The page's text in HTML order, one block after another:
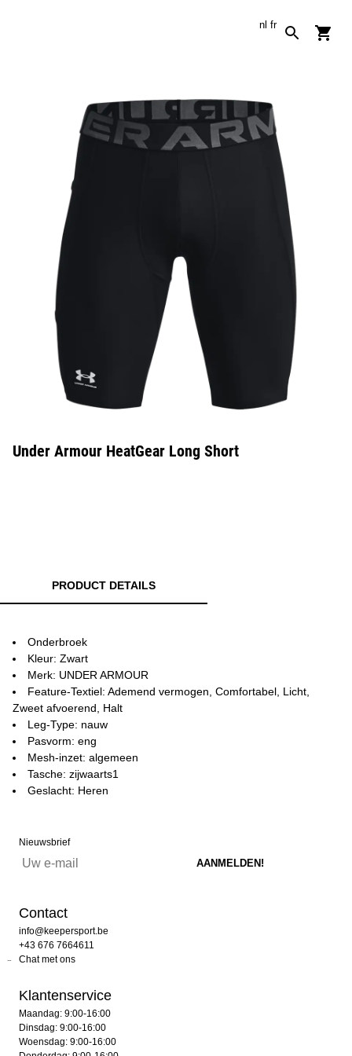
nl fr
Under Armour HeatGear Long Short
PRODUCT DETAILS
Onderbroek
Kleur: Zwart
Merk: UNDER ARMOUR
Feature-Textiel: Ademend vermogen, Comfortabel, Licht,
Zweet afvoerend, Halt
Leg-Type: nauw
Pasvorm: eng
Mesh-inzet: algemeen
Tasche: zijwaarts1
Geslacht: Heren
Nieuwsbrief
Contact
info@keepersport.be
+43 676 7664611
Chat met ons
Klantenservice
Maandag: 9:00-16:00
Dinsdag: 9:00-16:00
Woensdag: 9:00-16:00